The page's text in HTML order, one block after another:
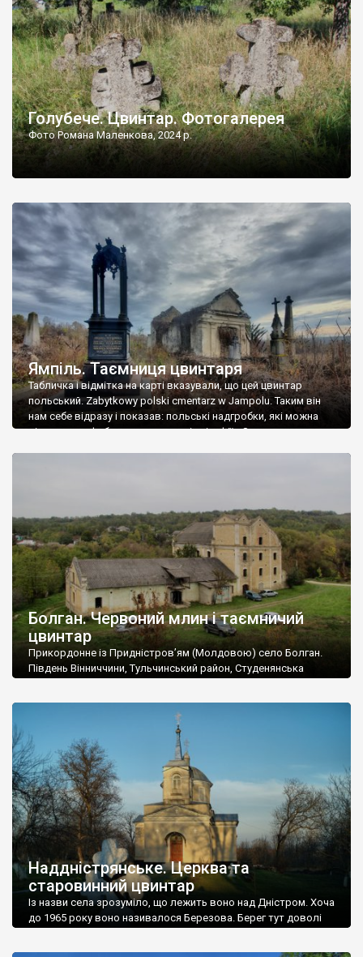
Голубече. Цвинтар. Фотогалерея
Фото Романа Маленкова, 2024 р.
Ямпіль. Таємниця цвинтаря
Табличка і відмітка на карті вказували, що цей цвинтар
польський. Zabytkowy polski cmentarz w Jampolu. Таким він
нам себе відразу і показав: польські надгробки, які можна
віднести до фабричних, польські епітафії… Загалом цвинтар
Болган. Червоний млин і таємничий
цвинтар
Прикордонне із Придністров’ям (Молдовою) село Болган.
Південь Вінниччини, Тульчинський район, Студенянська
старовинний цвинтар із кам’яними хрестами. Всі епітафії, які
збереглися, написані кирилицею, церковнослов’янською
мовою. За всіма традиційними ознаками – цвинтар
український. Хрести датуються 19 століттям. У 1924-1940
роках Болган […]
Наддністрянське. Церква та
старовинний цвинтар
Із назви села зрозуміло, що лежить воно над Дністром. Хоча
до 1965 року воно називалося Березова. Берег тут доволі